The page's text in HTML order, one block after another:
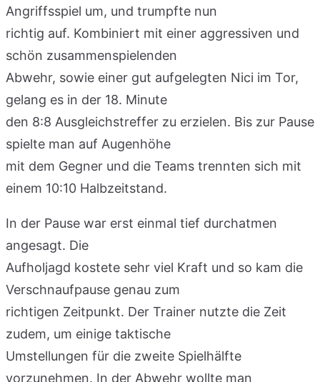
Angriffsspiel um, und trumpfte nun
richtig auf. Kombiniert mit einer aggressiven und
schön zusammenspielenden
Abwehr, sowie einer gut aufgelegten Nici im Tor,
gelang es in der 18. Minute
den 8:8 Ausgleichstreffer zu erzielen. Bis zur Pause
spielte man auf Augenhöhe
mit dem Gegner und die Teams trennten sich mit
einem 10:10 Halbzeitstand.
In der Pause war erst einmal tief durchatmen
angesagt. Die
Aufholjagd kostete sehr viel Kraft und so kam die
Verschnaufpause genau zum
richtigen Zeitpunkt. Der Trainer nutzte die Zeit
zudem, um einige taktische
Umstellungen für die zweite Spielhälfte
vorzunehmen. In der Abwehr wollte man